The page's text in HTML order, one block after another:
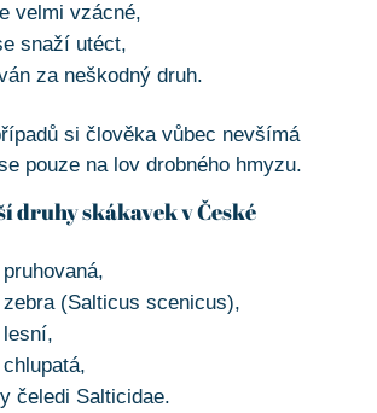
velmi vzácné,
snaží utéct,
za neškodný druh.
si člověka vůbec nevšímá
pouze na lov drobného hmyzu.
druhy skákavek v České
(Salticus scenicus),
čeledi Salticidae.